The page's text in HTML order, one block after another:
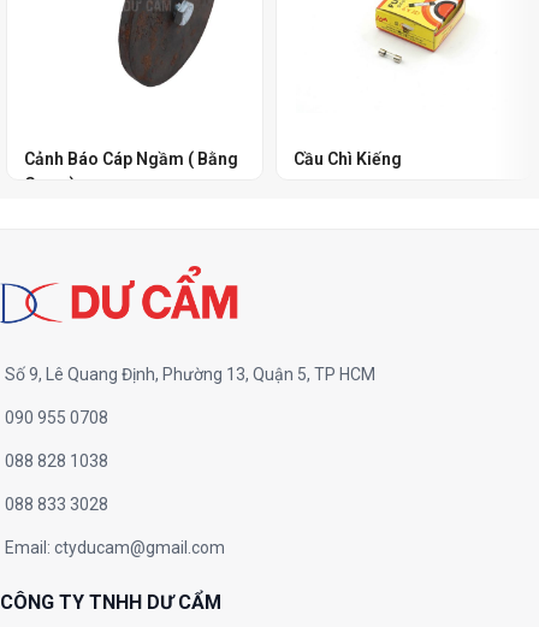
Cảnh Báo Cáp Ngầm ( Bằng
Gang )
Cầu Chì Kiếng
Số 9, Lê Quang Định, Phường 13, Quận 5, TP HCM
090 955 0708
088 828 1038
088 833 3028
Email: ctyducam@gmail.com
CÔNG TY TNHH DƯ CẨM